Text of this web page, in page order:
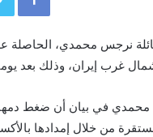
نرجس محمدي، الحاصلة
‌غرب إيران، وذلك بعد
في بيان أن ضغط دمها
من خلال إمدادها